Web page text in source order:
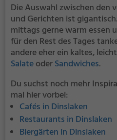
Die Auswahl zwischen den
und Gerichten ist
mittags gerne warm essen
für den Rest des Tages
andere eher ein kaltes,
SalateoderSandwiches.
Du suchst noch mehr
mal hier vorbei:
Cafés in Dinslaken
Restaurants in Dinslaken
Biergärten in Dinslaken